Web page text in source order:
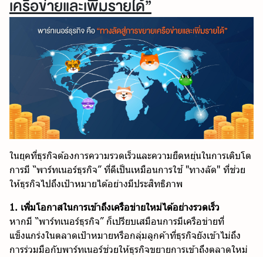
เครือข่ายและเพิ่มรายได้”
ในยุคที่ธุรกิจต้องการความรวดเร็วและความยืดหยุ่นในการเติบโต
การมี “พาร์ทเนอร์ธุรกิจ” ที่ดีเป็นเหมือนการใช้ "ทางลัด" ที่ช่วย
ให้ธุรกิจไปถึงเป้าหมายได้อย่างมีประสิทธิภาพ
1. เพิ่มโอกาสในการเข้าถึงเครือข่ายใหม่ได้อย่างรวดเร็ว
หากมี “พาร์ทเนอร์ธุรกิจ” ก็เปรียบเสมือนการมีเครือข่ายที่
แข็งแกร่งในตลาดเป้าหมายหรือกลุ่มลูกค้าที่ธุรกิจยังเข้าไม่ถึง
การร่วมมือกับพาร์ทเนอร์ช่วยให้ธุรกิจขยายการเข้าถึงตลาดใหม่